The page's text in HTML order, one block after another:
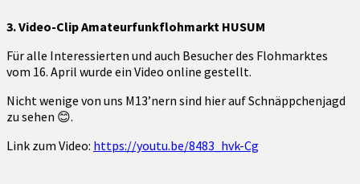
3. Video-Clip Amateurfunkflohmarkt HUSUM
Für alle Interessierten und auch Besucher des Flohmarktes
vom 16. April wurde ein Video online gestellt.
Nicht wenige von uns M13’nern sind hier auf Schnäppchenjagd
zu sehen 😊.
Link zum Video: https://youtu.be/8483_hvk-Cg